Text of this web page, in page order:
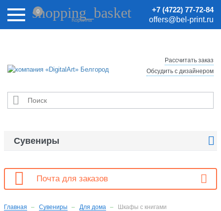
Внимание! Цены на сайте могут быть неактуальными.
Актуальные цены уточняйте у менеджеров.
+7 (4722) 77-72-84
offers@bel-print.ru
shopping_basket
Корзина
0

Рассчитать заказ
Обсудить с дизайнером
Сувениры 
 Почта для заказов
Главная Сувениры Для дома Шкафы с книгами